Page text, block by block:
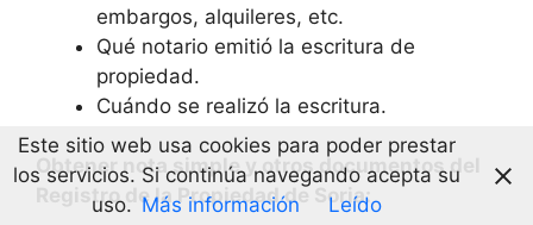
embargos, alquileres, etc.
Qué notario emitió la escritura de
propiedad.
Cuándo se realizó la escritura.
Obtener nota simple y otros documentos del
Registro de la Propiedad de Soria:
Este sitio web usa cookies para poder prestar
los servicios. Si continúa navegando acepta su
uso. Más información Leído